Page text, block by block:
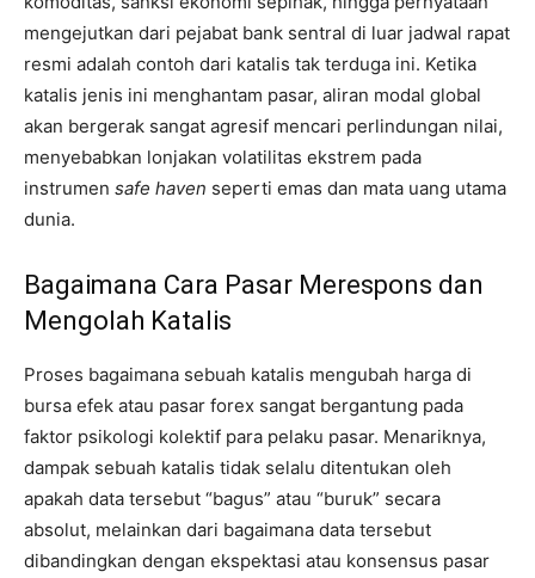
mengejutkan dari pejabat bank sentral di luar jadwal rapat
resmi adalah contoh dari katalis tak terduga ini. Ketika
katalis jenis ini menghantam pasar, aliran modal global
akan bergerak sangat agresif mencari perlindungan nilai,
menyebabkan lonjakan volatilitas ekstrem pada
instrumen safe haven seperti emas dan mata uang utama
dunia.
Bagaimana Cara Pasar Merespons dan
Mengolah Katalis
Proses bagaimana sebuah katalis mengubah harga di
bursa efek atau pasar forex sangat bergantung pada
faktor psikologi kolektif para pelaku pasar. Menariknya,
dampak sebuah katalis tidak selalu ditentukan oleh
apakah data tersebut “bagus” atau “buruk” secara
absolut, melainkan dari bagaimana data tersebut
dibandingkan dengan ekspektasi atau konsensus pasar